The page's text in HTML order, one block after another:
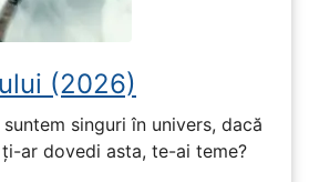
(2026)
singuri în univers, dacă
ar dovedi asta, te-ai teme?